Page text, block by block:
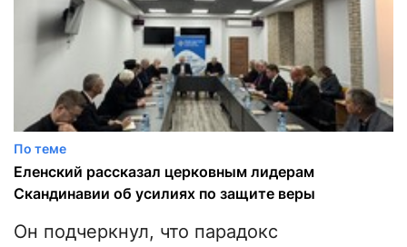
По теме
Еленский рассказал церковным лидерам
Скандинавии об усилиях по защите веры
Он подчеркнул, что парадокс